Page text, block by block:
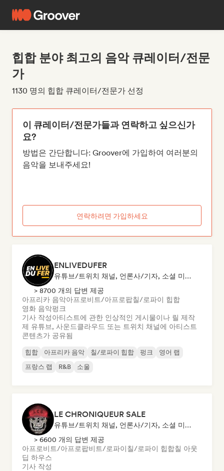
힙합 분야 최고의 음악 큐레이터/전문
가
1130 명의 힙합 큐레이터/전문가 선정
이 큐레이터/전문가들과 연락하고 싶으신가
요?
방법은 간단합니다: Groover에 가입하여 여러분의
음악을 보내주세요!
연락하려면 가입하세요
ENLIVEDUFER
유튜브/트위치 채널, 언론사/기자, 소셜 미디어 인플루언서
> 8700 개의 답변 제공
아프리카 음악아프로비트/아프로팝칠/로파이 힙합
영화 음악펑크
기사 작성아티스트에 관한 인상적인 게시물이나 릴 제작
제 유튜브, 사운드클라우드 또는 트위치 채널에 아티스트
콘텐츠가 공유됨
힙합 아프리카 음악 칠/로파이 힙합 펑크
영어 랩
프랑스 랩
R&B 소울
LE CHRONIQUEUR SALE
유튜브/트위치 채널, 언론사/기자, 소셜 미디어 인플루언서
> 6600 개의 답변 제공
아프로비트/아프로팝비트/로파이칠/로파이 힙합칠 아웃
딥 하우스
기사 작성